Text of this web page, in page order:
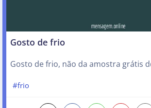
Gosto de frio
Gosto de frio, não da amostra grátis
#frio